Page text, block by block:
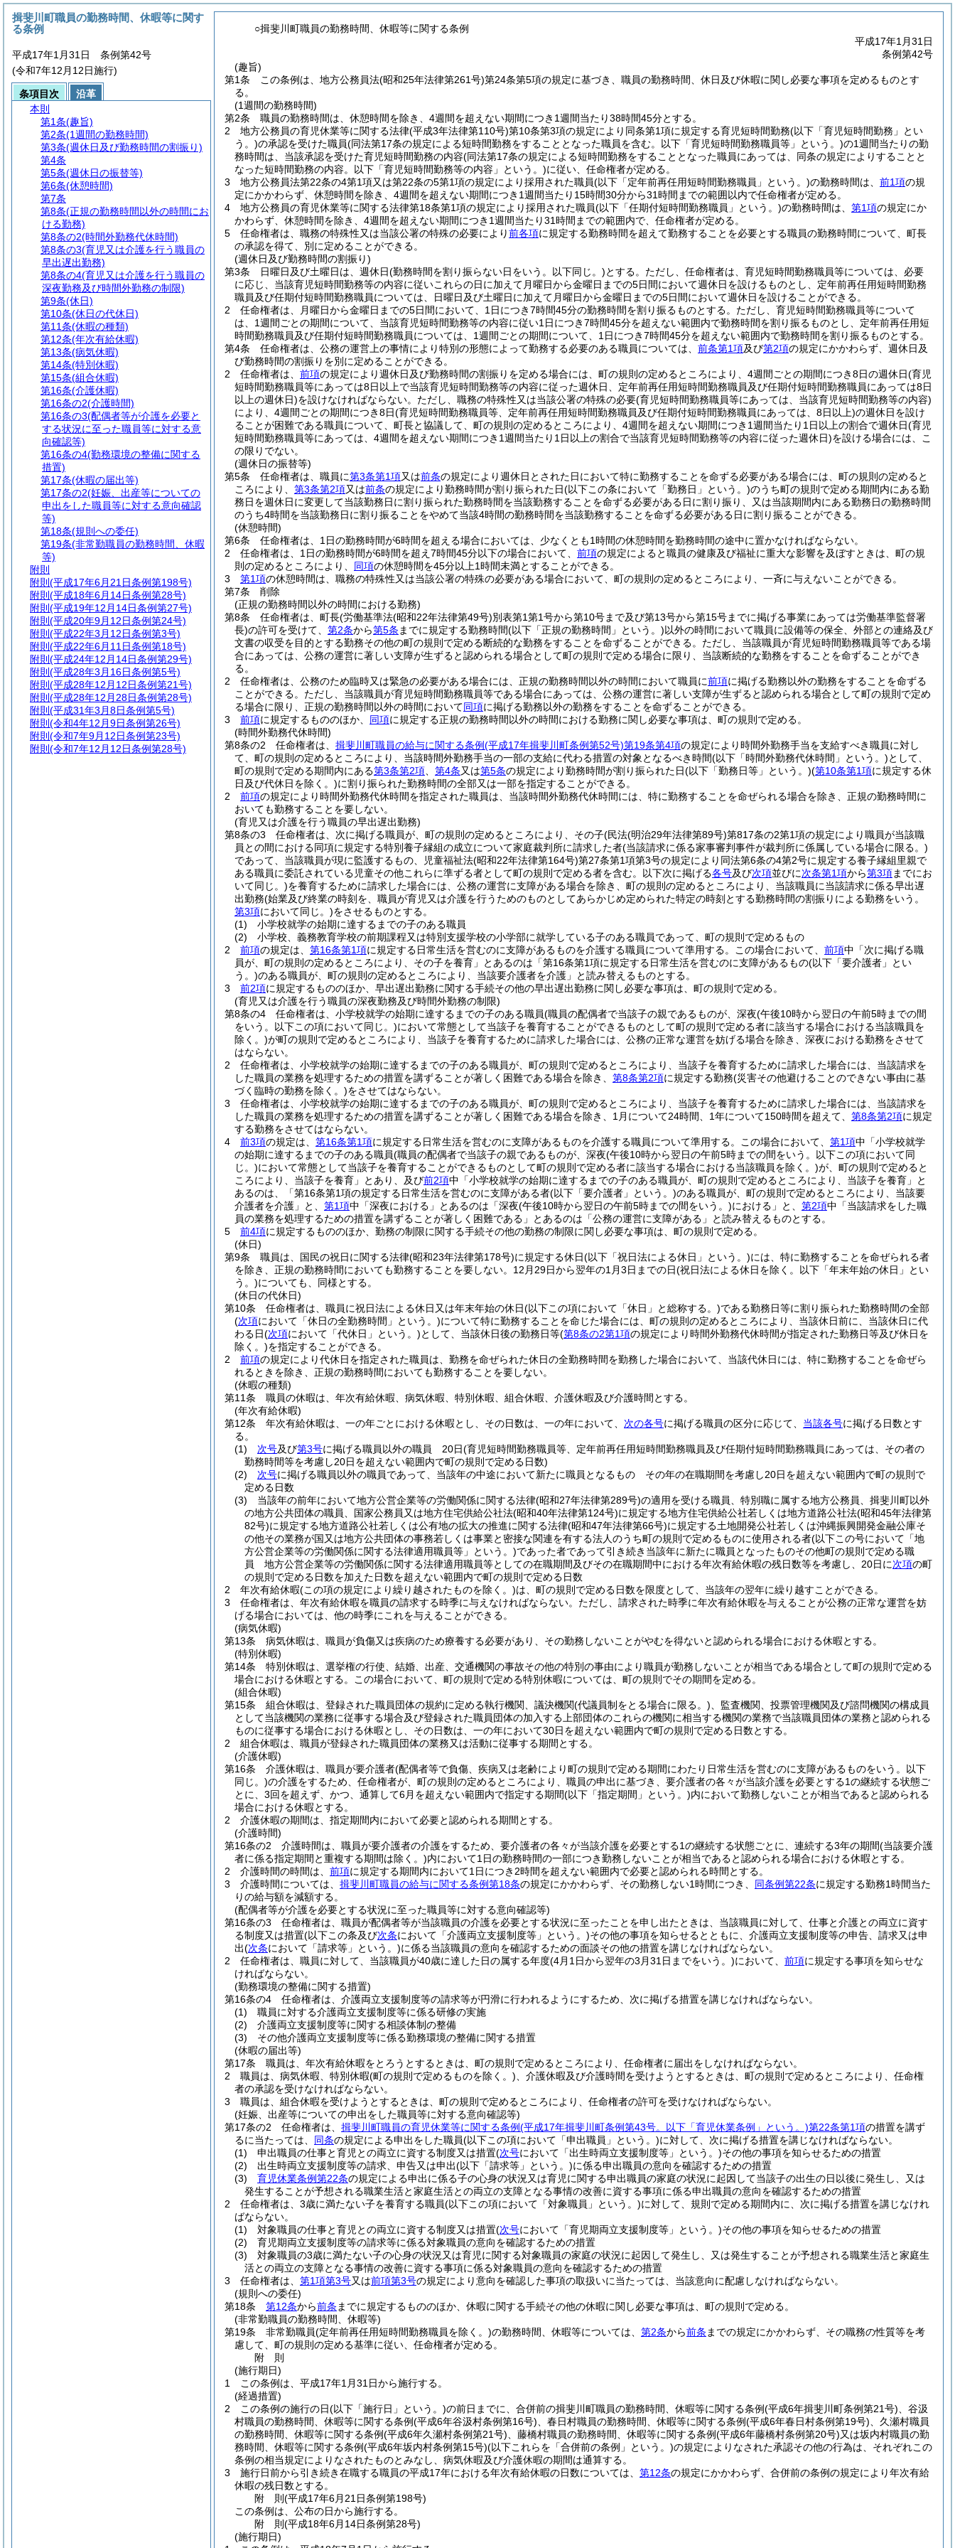
○揖斐川町職員の勤務時間、休暇等に関する条例
平成17年1月31日
条例第42号
(趣旨)
第1条
この条例は、地方公務員法(昭和25年法律第261号)第24条第5項の規定に基づき、職員の勤務時間、休日及び休暇に関し必要な事項を定めるものとす
る。
(1週間の勤務時間)
第2条
職員の勤務時間は、休憩時間を除き、4週間を超えない期間につき1週間当たり38時間45分とする。
2
地方公務員の育児休業等に関する法律(平成3年法律第110号)第10条第3項の規定により同条第1項に規定する育児短時間勤務(以下「育児短時間勤務」とい
う。)の承認を受けた職員(同法第17条の規定による短時間勤務をすることとなった職員を含む。以下「育児短時間勤務職員等」という。)の1週間当たりの勤
務時間は、当該承認を受けた育児短時間勤務の内容(同法第17条の規定による短時間勤務をすることとなった職員にあっては、同条の規定によりすることと
なった短時間勤務の内容。以下「育児短時間勤務等の内容」という。)に従い、任命権者が定める。
3
地方公務員法第22条の4第1項又は第22条の5第1項の規定により採用された職員(以下「定年前再任用短時間勤務職員」という。)の勤務時間は、 前1項の規
定にかかわらず、休憩時間を除き、4週間を超えない期間につき1週間当たり15時間30分から31時間までの範囲以内で任命権者が定める。
4
地方公務員の育児休業等に関する法律第18条第1項の規定により採用された職員(以下「任期付短時間勤務職員」という。)の勤務時間は、 第1項の規定にか
かわらず、休憩時間を除き、4週間を超えない期間につき1週間当たり31時間までの範囲内で、任命権者が定める。
5
任命権者は、職務の特殊性又は当該公署の特殊の必要により前各項に規定する勤務時間を超えて勤務することを必要とする職員の勤務時間について、町長
の承認を得て、別に定めることができる。
(週休日及び勤務時間の割振り)
第3条
日曜日及び土曜日は、週休日(勤務時間を割り振らない日をいう。以下同じ。)とする。 ただし、任命権者は、育児短時間勤務職員等については、必要
に応じ、当該育児短時間勤務等の内容に従いこれらの日に加えて月曜日から金曜日までの5日間において週休日を設けるものとし、定年前再任用短時間勤務
職員及び任期付短時間勤務職員については、日曜日及び土曜日に加えて月曜日から金曜日までの5日間において週休日を設けることができる。
2
任命権者は、月曜日から金曜日までの5日間において、1日につき7時間45分の勤務時間を割り振るものとする。 ただし、育児短時間勤務職員等について
は、1週間ごとの期間について、当該育児短時間勤務等の内容に従い1日につき7時間45分を超えない範囲内で勤務時間を割り振るものとし、定年前再任用短
時間勤務職員及び任期付短時間勤務職員については、1週間ごとの期間について、1日につき7時間45分を超えない範囲内で勤務時間を割り振るものとする。
第4条
任命権者は、公務の運営上の事情により特別の形態によって勤務する必要のある職員については、 前条第1項及び第2項の規定にかかわらず、週休日及
び勤務時間の割振りを別に定めることができる。
2
任命権者は、 前項の規定により週休日及び勤務時間の割振りを定める場合には、町の規則の定めるところにより、4週間ごとの期間につき8日の週休日(育児
短時間勤務職員等にあっては8日以上で当該育児短時間勤務等の内容に従った週休日、定年前再任用短時間勤務職員及び任期付短時間勤務職員にあっては8日
以上の週休日)を設けなければならない。 ただし、職務の特殊性又は当該公署の特殊の必要(育児短時間勤務職員等にあっては、当該育児短時間勤務等の内容)
により、4週間ごとの期間につき8日(育児短時間勤務職員等、定年前再任用短時間勤務職員及び任期付短時間勤務職員にあっては、8日以上)の週休日を設け
ることが困難である職員について、町長と協議して、町の規則の定めるところにより、4週間を超えない期間につき1週間当たり1日以上の割合で週休日(育児
短時間勤務職員等にあっては、4週間を超えない期間につき1週間当たり1日以上の割合で当該育児短時間勤務等の内容に従った週休日)を設ける場合には、こ
の限りでない。
(週休日の振替等)
第5条
任命権者は、職員に第3条第1項又は前条の規定により週休日とされた日において特に勤務することを命ずる必要がある場合には、町の規則の定めると
ころにより、 第3条第2項又は前条の規定により勤務時間が割り振られた日(以下この条において「勤務日」という。)のうち町の規則で定める期間内にある勤
務日を週休日に変更して当該勤務日に割り振られた勤務時間を当該勤務することを命ずる必要がある日に割り振り、又は当該期間内にある勤務日の勤務時間
のうち4時間を当該勤務日に割り振ることをやめて当該4時間の勤務時間を当該勤務することを命ずる必要がある日に割り振ることができる。
(休憩時間)
第6条
任命権者は、1日の勤務時間が6時間を超える場合においては、少なくとも1時間の休憩時間を勤務時間の途中に置かなければならない。
2
任命権者は、1日の勤務時間が6時間を超え7時間45分以下の場合において、 前項の規定によると職員の健康及び福祉に重大な影響を及ぼすときは、町の規
則の定めるところにより、 同項の休憩時間を45分以上1時間未満とすることができる。
3
第1項の休憩時間は、職務の特殊性又は当該公署の特殊の必要がある場合において、町の規則の定めるところにより、一斉に与えないことができる。
第7条
削除
(正規の勤務時間以外の時間における勤務)
第8条
任命権者は、町長(労働基準法(昭和22年法律第49号)別表第1第1号から第10号まで及び第13号から第15号までに掲げる事業にあっては労働基準監督署
長)の許可を受けて、 第2条から第5条 までに規定する勤務時間(以下「正規の勤務時間」という。)以外の時間において職員に設備等の保全、外部との連絡及び
文書の収受を目的とする勤務その他の町の規則で定める断続的な勤務をすることを命ずることができる。 ただし、当該職員が育児短時間勤務職員等である場
合にあっては、公務の運営に著しい支障が生ずると認められる場合として町の規則で定める場合に限り、当該断続的な勤務をすることを命ずることができ
る。
2
任命権者は、公務のため臨時又は緊急の必要がある場合には、正規の勤務時間以外の時間において職員に前項に掲げる勤務以外の勤務をすることを命ずる
ことができる。 ただし、当該職員が育児短時間勤務職員等である場合にあっては、公務の運営に著しい支障が生ずると認められる場合として町の規則で定め
る場合に限り、正規の勤務時間以外の時間において同項に掲げる勤務以外の勤務をすることを命ずることができる。
3
前項に規定するもののほか、 同項に規定する正規の勤務時間以外の時間における勤務に関し必要な事項は、町の規則で定める。
(時間外勤務代休時間)
第8条の2
任命権者は、 揖斐川町職員の給与に関する条例(平成17年揖斐川町条例第52号)第19条第4項の規定により時間外勤務手当を支給すべき職員に対し
て、町の規則の定めるところにより、当該時間外勤務手当の一部の支給に代わる措置の対象となるべき時間(以下「時間外勤務代休時間」という。)として、
町の規則で定める期間内にある第3条第2項 第4条又は第5条の規定により勤務時間が割り振られた日(以下「勤務日等」という。)(第10条第1項に規定する休
日及び代休日を除く。)に割り振られた勤務時間の全部又は一部を指定することができる。
2
前項の規定により時間外勤務代休時間を指定された職員は、当該時間外勤務代休時間には、特に勤務することを命ぜられる場合を除き、正規の勤務時間に
おいても勤務することを要しない。
(育児又は介護を行う職員の早出遅出勤務)
第8条の3
任命権者は、次に掲げる職員が、町の規則の定めるところにより、その子(民法(明治29年法律第89号)第817条の2第1項の規定により職員が当該職
員との間における同項に規定する特別養子縁組の成立について家庭裁判所に請求した者(当該請求に係る家事審判事件が裁判所に係属している場合に限る。)
であって、当該職員が現に監護するもの、児童福祉法(昭和22年法律第164号)第27条第1項第3号の規定により同法第6条の4第2号に規定する養子縁組里親で
ある職員に委託されている児童その他これらに準ずる者として町の規則で定める者を含む。以下次に掲げる各号及び次項並びに次条第1項から第3項までにお
いて同じ。)を養育するために請求した場合には、公務の運営に支障がある場合を除き、町の規則の定めるところにより、当該職員に当該請求に係る早出遅
出勤務(始業及び終業の時刻を、職員が育児又は介護を行うためのものとしてあらかじめ定められた特定の時刻とする勤務時間の割振りによる勤務をいう。
第3項において同じ。)をさせるものとする。
(1)
小学校就学の始期に達するまでの子のある職員
(2)
小学校、義務教育学校の前期課程又は特別支援学校の小学部に就学している子のある職員であって、町の規則で定めるもの
2
前項の規定は、 第16条第1項に規定する日常生活を営むのに支障があるものを介護する職員について準用する。 この場合において、 前項中「次に掲げる職
員が、町の規則の定めるところにより、その子を養育」とあるのは「第16条第1項に規定する日常生活を営むのに支障があるもの(以下「要介護者」とい
う。)のある職員が、町の規則の定めるところにより、当該要介護者を介護」と読み替えるものとする。
3
前2項に規定するもののほか、早出遅出勤務に関する手続その他の早出遅出勤務に関し必要な事項は、町の規則で定める。
(育児又は介護を行う職員の深夜勤務及び時間外勤務の制限)
第8条の4
任命権者は、小学校就学の始期に達するまでの子のある職員(職員の配偶者で当該子の親であるものが、深夜(午後10時から翌日の午前5時までの間
をいう。以下この項において同じ。)において常態として当該子を養育することができるものとして町の規則で定める者に該当する場合における当該職員を
除く。)が町の規則で定めるところにより、当該子を養育するために請求した場合には、公務の正常な運営を妨げる場合を除き、深夜における勤務をさせて
はならない。
2
任命権者は、小学校就学の始期に達するまでの子のある職員が、町の規則で定めるところにより、当該子を養育するために請求した場合には、当該請求を
した職員の業務を処理するための措置を講ずることが著しく困難である場合を除き、 第8条第2項に規定する勤務(災害その他避けることのできない事由に基
づく臨時の勤務を除く。)をさせてはならない。
3
任命権者は、小学校就学の始期に達するまでの子のある職員が、町の規則で定めるところにより、当該子を養育するために請求した場合には、当該請求を
した職員の業務を処理するための措置を講ずることが著しく困難である場合を除き、1月について24時間、1年について150時間を超えて、 第8条第2項に規定
する勤務をさせてはならない。
4
前3項の規定は、 第16条第1項に規定する日常生活を営むのに支障があるものを介護する職員について準用する。 この場合において、 第1項中「小学校就学
の始期に達するまでの子のある職員(職員の配偶者で当該子の親であるものが、深夜(午後10時から翌日の午前5時までの間をいう。以下この項において同
じ。)において常態として当該子を養育することができるものとして町の規則で定める者に該当する場合における当該職員を除く。)が、町の規則で定めると
ころにより、当該子を養育」とあり、及び前2項中「小学校就学の始期に達するまでの子のある職員が、町の規則で定めるところにより、当該子を養育」と
あるのは、「第16条第1項の規定する日常生活を営むのに支障がある者(以下「要介護者」という。)のある職員が、町の規則で定めるところにより、当該要
介護者を介護」と、 第1項中「深夜における」とあるのは「深夜(午後10時から翌日の午前5時までの間をいう。)における」と、 第2項中「当該請求をした職
員の業務を処理するための措置を講ずることが著しく困難である」とあるのは「公務の運営に支障がある」と読み替えるものとする。
5
前4項に規定するもののほか、勤務の制限に関する手続その他の勤務の制限に関し必要な事項は、町の規則で定める。
(休日)
第9条
職員は、国民の祝日に関する法律(昭和23年法律第178号)に規定する休日(以下「祝日法による休日」という。)には、特に勤務することを命ぜられる者
を除き、正規の勤務時間においても勤務することを要しない。 12月29日から翌年の1月3日までの日(祝日法による休日を除く。以下「年末年始の休日」とい
う。)についても、同様とする。
(休日の代休日)
第10条
任命権者は、職員に祝日法による休日又は年末年始の休日(以下この項において「休日」と総称する。)である勤務日等に割り振られた勤務時間の全部
(次項において「休日の全勤務時間」という。)について特に勤務することを命じた場合には、町の規則の定めるところにより、当該休日前に、当該休日に代
わる日(次項において「代休日」という。)として、当該休日後の勤務日等(第8条の2第1項の規定により時間外勤務代休時間が指定された勤務日等及び休日を
除く。)を指定することができる。
2
前項の規定により代休日を指定された職員は、勤務を命ぜられた休日の全勤務時間を勤務した場合において、当該代休日には、特に勤務することを命ぜら
れるときを除き、正規の勤務時間においても勤務することを要しない。
(休暇の種類)
第11条
職員の休暇は、年次有給休暇、病気休暇、特別休暇、組合休暇、介護休暇及び介護時間とする。
(年次有給休暇)
第12条
年次有給休暇は、一の年ごとにおける休暇とし、その日数は、一の年において、 次の各号に掲げる職員の区分に応じて、 当該各号に掲げる日数とす
る。
(1)
次号及び第3号に掲げる職員以外の職員 20日(育児短時間勤務職員等、定年前再任用短時間勤務職員及び任期付短時間勤務職員にあっては、その者の
勤務時間等を考慮し20日を超えない範囲内で町の規則で定める日数)
(2)
次号に掲げる職員以外の職員であって、当該年の中途において新たに職員となるもの その年の在職期間を考慮し20日を超えない範囲内で町の規則で
定める日数
(3)
当該年の前年において地方公営企業等の労働関係に関する法律(昭和27年法律第289号)の適用を受ける職員、特別職に属する地方公務員、揖斐川町以外
の地方公共団体の職員、国家公務員又は地方住宅供給公社法(昭和40年法律第124号)に規定する地方住宅供給公社若しくは地方道路公社法(昭和45年法律第
82号)に規定する地方道路公社若しくは公有地の拡大の推進に関する法律(昭和47年法律第66号)に規定する土地開発公社若しくは沖縄振興開発金融公庫そ
の他その業務が国又は地方公共団体の事務若しくは事業と密接な関連を有する法人のうち町の規則で定めるものに使用される者(以下この号において「地
方公営企業等の労働関係に関する法律適用職員等」という。)であった者であって引き続き当該年に新たに職員となったものその他町の規則で定める職
員 地方公営企業等の労働関係に関する法律適用職員等としての在職期間及びその在職期間中における年次有給休暇の残日数等を考慮し、20日に次項の町
の規則で定める日数を加えた日数を超えない範囲内で町の規則で定める日数
2
年次有給休暇(この項の規定により繰り越されたものを除く。)は、町の規則で定める日数を限度として、当該年の翌年に繰り越すことができる。
3
任命権者は、年次有給休暇を職員の請求する時季に与えなければならない。 ただし、請求された時季に年次有給休暇を与えることが公務の正常な運営を妨
げる場合においては、他の時季にこれを与えることができる。
(病気休暇)
第13条
病気休暇は、職員が負傷又は疾病のため療養する必要があり、その勤務しないことがやむを得ないと認められる場合における休暇とする。
(特別休暇)
第14条
特別休暇は、選挙権の行使、結婚、出産、交通機関の事故その他の特別の事由により職員が勤務しないことが相当である場合として町の規則で定める
場合における休暇とする。
この場合において、町の規則で定める特別休暇については、町の規則でその期間を定める。
(組合休暇)
第15条
組合休暇は、登録された職員団体の規約に定める執行機関、議決機関(代議員制をとる場合に限る。) 、監査機関、投票管理機関及び諮問機関の構成員
として当該機関の業務に従事する場合及び登録された職員団体の加入する上部団体のこれらの機関に相当する機関の業務で当該職員団体の業務と認められる
ものに従事する場合における休暇とし、その日数は、一の年において30日を超えない範囲内で町の規則で定める日数とする。
2
組合休暇は、職員が登録された職員団体の業務又は活動に従事する期間とする。
(介護休暇)
第16条
介護休暇は、職員が要介護者(配偶者等で負傷、疾病又は老齢により町の規則で定める期間にわたり日常生活を営むのに支障があるものをいう。以下
同じ。)の介護をするため、任命権者が、町の規則の定めるところにより、職員の申出に基づき、要介護者の各々が当該介護を必要とする1の継続する状態ご
とに、3回を超えず、かつ、通算して6月を超えない範囲内で指定する期間(以下「指定期間」という。)内において勤務しないことが相当であると認められる
場合における休暇とする。
2
介護休暇の期間は、指定期間内において必要と認められる期間とする。
(介護時間)
第16条の2
介護時間は、職員が要介護者の介護をするため、要介護者の各々が当該介護を必要とする1の継続する状態ごとに、連続する3年の期間(当該要介護
者に係る指定期間と重複する期間は除く。)内において1日の勤務時間の一部につき勤務しないことが相当であると認められる場合における休暇とする。
2
介護時間の時間は、 前項に規定する期間内において1日につき2時間を超えない範囲内で必要と認められる時間とする。
3
介護時間については、 揖斐川町職員の給与に関する条例第18条の規定にかかわらず、その勤務しない1時間につき、 同条例第22条に規定する勤務1時間当た
りの給与額を減額する。
(配偶者等が介護を必要とする状況に至った職員等に対する意向確認等)
第16条の3
任命権者は、職員が配偶者等が当該職員の介護を必要とする状況に至ったことを申し出たときは、当該職員に対して、仕事と介護との両立に資す
る制度又は措置(以下この条及び次条において「介護両立支援制度等」という。)その他の事項を知らせるとともに、介護両立支援制度等の申告、請求又は申
出(次条において「請求等」という。)に係る当該職員の意向を確認するための面談その他の措置を講じなければならない。
2
任命権者は、職員に対して、当該職員が40歳に達した日の属する年度(4月1日から翌年の3月31日までをいう。)において、 前項に規定する事項を知らせな
ければならない。
(勤務環境の整備に関する措置)
第16条の4
任命権者は、介護両立支援制度等の請求等が円滑に行われるようにするため、次に掲げる措置を講じなければならない。
(1)
職員に対する介護両立支援制度等に係る研修の実施
(2)
介護両立支援制度等に関する相談体制の整備
(3)
その他介護両立支援制度等に係る勤務環境の整備に関する措置
(休暇の届出等)
第17条
職員は、年次有給休暇をとろうとするときは、町の規則で定めるところにより、任命権者に届出をしなければならない。
2
職員は、病気休暇、特別休暇(町の規則で定めるものを除く。) 、介護休暇及び介護時間を受けようとするときは、町の規則で定めるところにより、任命権
者の承認を受けなければならない。
3
職員は、組合休暇を受けようとするときは、町の規則で定めるところにより、任命権者の許可を受けなければならない。
(妊娠、出産等についての申出をした職員等に対する意向確認等)
第17条の2
任命権者は、 揖斐川町職員の育児休業等に関する条例(平成17年揖斐川町条例第43号。以下「育児休業条例」という。)第22条第1項の措置を講ず
るに当たっては、 同条の規定による申出をした職員(以下この項において「申出職員」という。)に対して、次に掲げる措置を講じなければならない。
(1)
申出職員の仕事と育児との両立に資する制度又は措置(次号において「出生時両立支援制度等」という。)その他の事項を知らせるための措置
(2)
出生時両立支援制度等の請求、申告又は申出(以下「請求等」という。)に係る申出職員の意向を確認するための措置
(3)
育児休業条例第22条の規定による申出に係る子の心身の状況又は育児に関する申出職員の家庭の状況に起因して当該子の出生の日以後に発生し、又は
発生することが予想される職業生活と家庭生活との両立の支障となる事情の改善に資する事項に係る申出職員の意向を確認するための措置
2
任命権者は、3歳に満たない子を養育する職員(以下この項において「対象職員」という。)に対して、規則で定める期間内に、次に掲げる措置を講じなけれ
ばならない。
(1)
対象職員の仕事と育児との両立に資する制度又は措置(次号において「育児期両立支援制度等」という。)その他の事項を知らせるための措置
(2)
育児期両立支援制度等の請求等に係る対象職員の意向を確認するための措置
(3)
対象職員の3歳に満たない子の心身の状況又は育児に関する対象職員の家庭の状況に起因して発生し、又は発生することが予想される職業生活と家庭生
活との両立の支障となる事情の改善に資する事項に係る対象職員の意向を確認するための措置
3
任命権者は、 第1項第3号又は前項第3号の規定により意向を確認した事項の取扱いに当たっては、当該意向に配慮しなければならない。
(規則への委任)
第18条
第12条から前条 までに規定するもののほか、休暇に関する手続その他の休暇に関し必要な事項は、町の規則で定める。
(非常勤職員の勤務時間、休暇等)
第19条
非常勤職員(定年前再任用短時間勤務職員を除く。)の勤務時間、休暇等については、 第2条から前条 までの規定にかかわらず、その職務の性質等を考
慮して、町の規則の定める基準に従い、任命権者が定める。
附 則
(施行期日)
1
この条例は、平成17年1月31日から施行する。
(経過措置)
2
この条例の施行の日(以下「施行日」という。)の前日までに、合併前の揖斐川町職員の勤務時間、休暇等に関する条例(平成6年揖斐川町条例第21号) 、谷汲
村職員の勤務時間、休暇等に関する条例(平成6年谷汲村条例第16号) 、春日村職員の勤務時間、休暇等に関する条例(平成6年春日村条例第19号) 、久瀬村職員
の勤務時間、休暇等に関する条例(平成6年久瀬村条例第21号) 、藤橋村職員の勤務時間、休暇等に関する条例(平成6年藤橋村条例第20号)又は坂内村職員の勤
務時間、休暇等に関する条例(平成6年坂内村条例第15号)(以下これらを「合併前の条例」という。)の規定によりなされた承認その他の行為は、それぞれこの
条例の相当規定によりなされたものとみなし、病気休暇及び介護休暇の期間は通算する。
3
施行日前から引き続き在職する職員の平成17年における年次有給休暇の日数については、 第12条の規定にかかわらず、合併前の条例の規定により年次有給
休暇の残日数とする。
附 則(平成17年6月21日条例第198号)
この条例は、公布の日から施行する。
附 則(平成18年6月14日条例第28号)
(施行期日)
揖斐川町職員の勤務時間、休暇等に関す
る条例
平成17年1月31日 条例第42号
(令和7年12月12日施行)
条項目次
沿革
本則
第1条(趣旨)
第2条(1週間の勤務時間)
第3条(週休日及び勤務時間の割振り)
第4条
第5条(週休日の振替等)
第6条(休憩時間)
第7条
第8条(正規の勤務時間以外の時間にお
ける勤務)
第8条の2(時間外勤務代休時間)
第8条の3(育児又は介護を行う職員の
早出遅出勤務)
第8条の4(育児又は介護を行う職員の
深夜勤務及び時間外勤務の制限)
第9条(休日)
第10条(休日の代休日)
第11条(休暇の種類)
第12条(年次有給休暇)
第13条(病気休暇)
第14条(特別休暇)
第15条(組合休暇)
第16条(介護休暇)
第16条の2(介護時間)
第16条の3(配偶者等が介護を必要と
する状況に至った職員等に対する意
向確認等)
第16条の4(勤務環境の整備に関する
措置)
第17条(休暇の届出等)
第17条の2(妊娠、出産等についての
申出をした職員等に対する意向確認
等)
第18条(規則への委任)
第19条(非常勤職員の勤務時間、休暇
等)
附則
附則 (平成17年6月21日条例第198号)
附則 (平成18年6月14日条例第28号)
附則 (平成19年12月14日条例第27号)
附則 (平成20年9月12日条例第24号)
附則 (平成22年3月12日条例第3号)
附則 (平成22年6月11日条例第18号)
附則 (平成24年12月14日条例第29号)
附則 (平成28年3月16日条例第5号)
附則 (平成28年12月12日条例第21号)
附則 (平成28年12月28日条例第28号)
附則 (平成31年3月8日条例第5号)
附則 (令和4年12月9日条例第26号)
附則 (令和7年9月12日条例第23号)
附則 (令和7年12月12日条例第28号)